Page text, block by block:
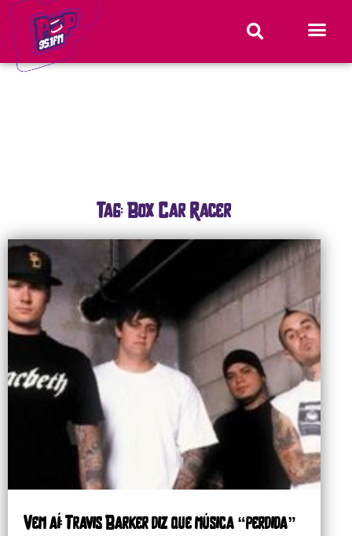
Tag: Box Car Racer
Vem aí: Travis Barker diz que música “perdida”